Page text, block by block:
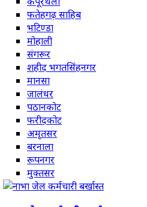
फतेहगढ़ साहिब
भटिण्डा
मोहाली
संगरूर
शहीद भगतसिंहनगर
मानसा
जालंधर
पठानकोट
फरीदकोट
अमृतसर
बरनाला
रूपनगर
मुक्तसर